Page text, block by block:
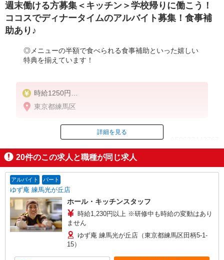
週末働ける方募集＜キッチン＞学校帰りに働こう！
ココスでディナータイムのアルバイト募集！食事補
助あり♪
◎メニューの半額で食べられる食事補助といった嬉しい
特典を揃えています！
時給1250円
※22:00〜翌5:00：時給1563円
※高校生時給1230円
土日祝は1時間当たり＋100円
■特別手当
早朝手当（5:00〜8:00）時給＋100円
東京都練馬区
ID：AE0623442767
掲載期間終了
詳細を見る
20件のこの求人と職種が同じ求人
アルバイト パート
ゆず庵 練馬光が丘店
ホール・キッチンスタッフ
時給1,230円以上 ※研修中も時給の変動はあり
ません
ゆず庵 練馬光が丘店（東京都練馬区田柄5-1-
15）